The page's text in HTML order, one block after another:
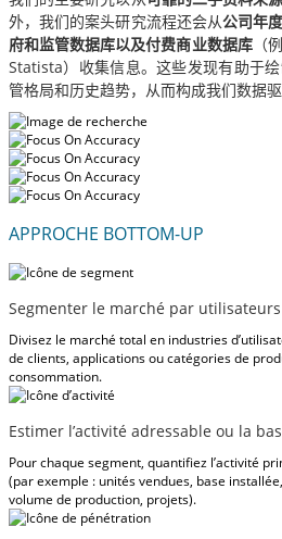
外，我们的案头研究流程还会从公司年
府和监管数据库以及付费商业数据库（
Statista）收集信息。这些发现有助于
管格局和历史趋势，从而构成我们数据驱
APPROCHE BOTTOM-UP
Segmenter le marché par
Divisez le marché total en industries
de clients, applications ou catégories de
consommation.
Estimer l’activité adressable ou la
Pour chaque segment, quantifiez l’activité
(par exemple : unités vendues, base
volume de production, projets).